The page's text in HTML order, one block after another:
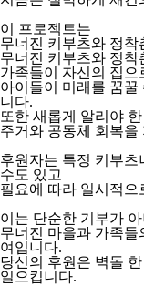
이 프로젝트는
무너진 키부츠와 정착
무너진 키부츠와 정착
가족들이 자신의 집으
아이들이 미래를 꿈
니다.
또한 새롭게 알리야
주거와 공동체 회복을
후원자는 특정 키부
수도 있고
필요에 따라 일시적으
이는 단순한 기부가
무너진 마을과 가족
여입니다.
당신의 후원은 벽돌
일으킵니다.